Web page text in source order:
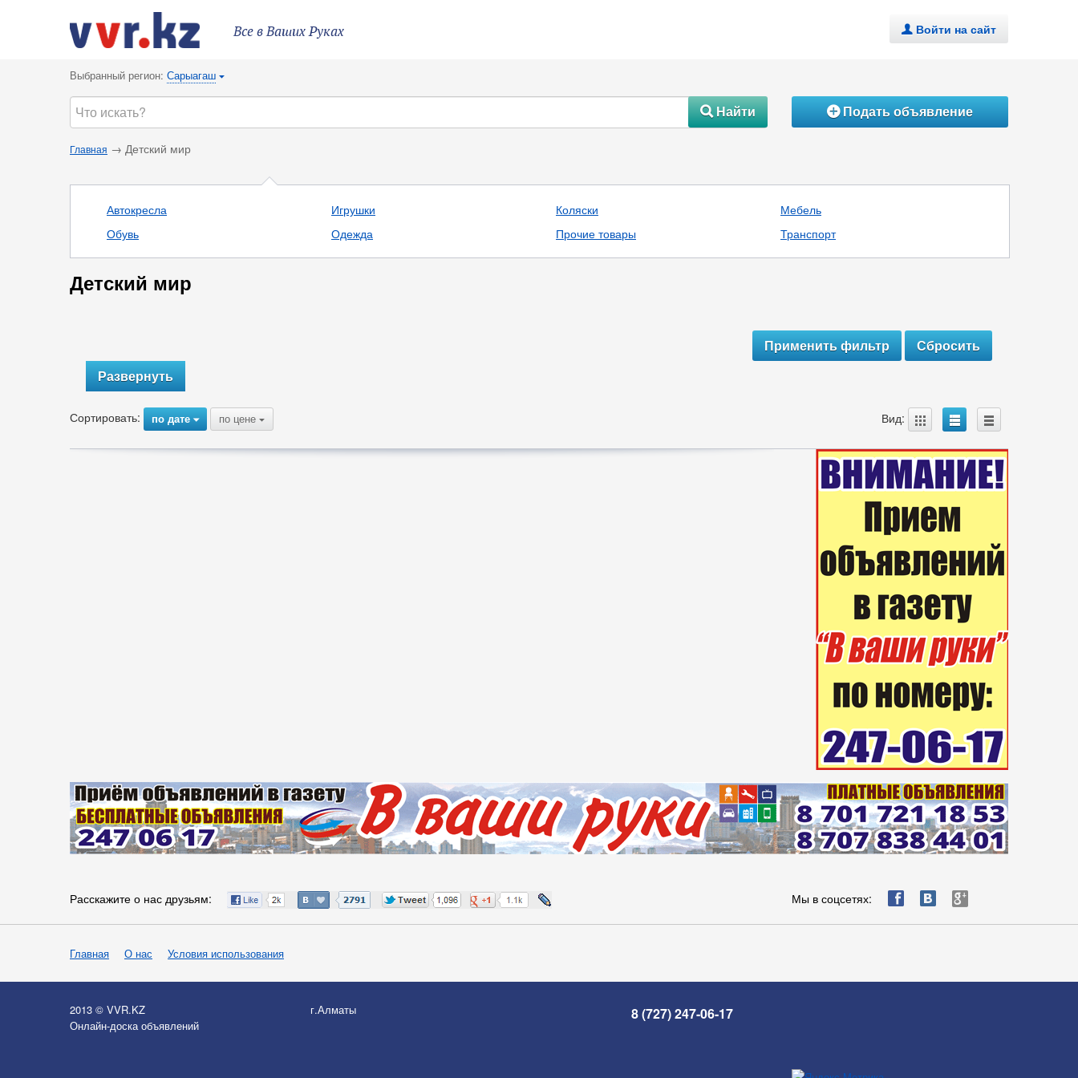
Все в Ваших Руках . Войти на сайт
Выбранный регион: Сарыагаш {
#Найти ÁПодать объявление
Главная → Детский мир
Автокресла
Обувь
Игрушки
Одежда
Коляски
Прочие товары
Мебель
Транспорт
Детский мир
Развернуть
Сортировать: по дате{ по цене { Вид: A B C
Расскажите о нас друзьям: Мы в соцсетях: ä æ è
Главная О нас Условия использования
2013 © VVR.KZ
Онлайн-доска объявлений
г.Алматы 8 (727) 247-06-17